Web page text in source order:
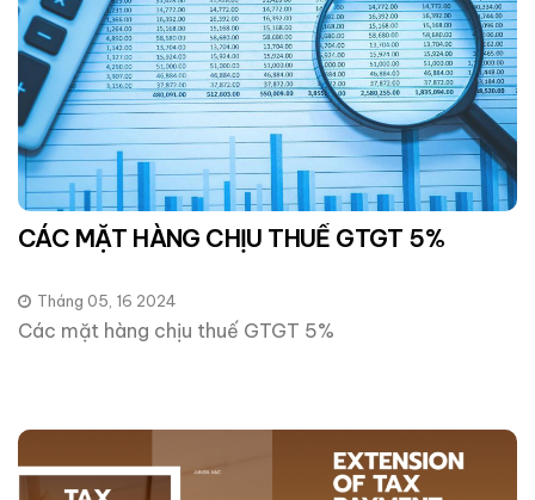
CÁC MẶT HÀNG CHỊU THUẾ GTGT 5%
Tháng 05, 16 2024
Các mặt hàng chịu thuế GTGT 5%